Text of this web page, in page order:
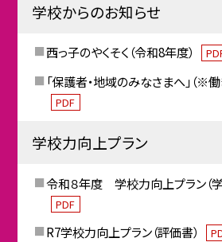
学校からのお知らせ
西っ子のやくそく（令和8年度）
「保護者・地域のみなさまへ」（※
PDF
学校力向上プラン
令和８年度 学校力向上プラン（
PDF
R7学校力向上プラン（評価書）